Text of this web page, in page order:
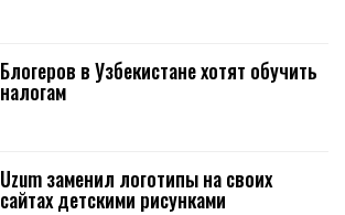
Блогеров в Узбекистане хотят обучить
налогам
Uzum заменил логотипы на своих
сайтах детскими рисунками